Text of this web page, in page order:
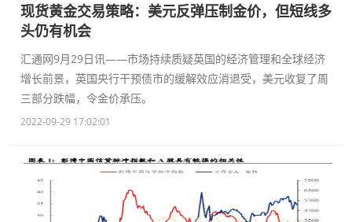
现货黄金交易策略：美元反弹压制金价，但短线多
头仍有机会
汇通网9月29日讯——市场持续质疑英国的经济管理和全球经济
增长前景，英国央行干预债市的缓解效应消退受，美元收复了周
三部分跌幅，令金价承压。
2022-09-29 17:02:01